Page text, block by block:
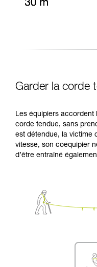
Garder la corde
Les équipiers accordent
corde tendue, sans
est détendue, la victime
vitesse, son coéquipier
d’être entraîné